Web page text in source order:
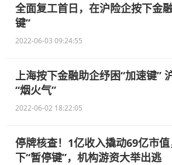
全面复工首日，在沪险企按下金
键”
2022-06-03 09:24:55
上海按下金融助企纾困“加速键”
“烟火气”
2022-06-02 18:22:05
停牌核查！1亿收入撬动69亿市
下“暂停键”，机构游资大举出逃